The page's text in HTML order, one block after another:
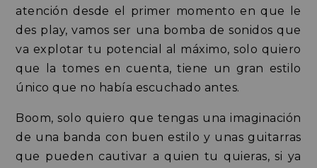
atención desde el primer momento en que le
des play, vamos ser una bomba de sonidos que
va explotar tu potencial al máximo, solo quiero
que la tomes en cuenta, tiene un gran estilo
único que no había escuchado antes.
Boom, solo quiero que tengas una imaginación
de una banda con buen estilo y unas guitarras
que pueden cautivar a quien tu quieras, si ya